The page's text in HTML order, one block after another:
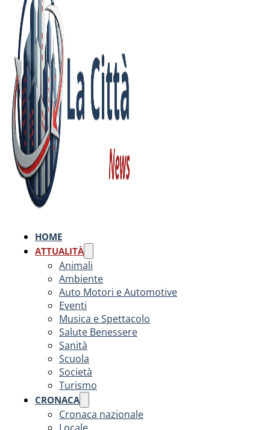
HOME
ATTUALITÀ
Animali
Ambiente
Auto Motori e Automotive
Eventi
Musica e Spettacolo
Salute Benessere
Sanità
Scuola
Società
Turismo
CRONACA
Cronaca nazionale
Locale